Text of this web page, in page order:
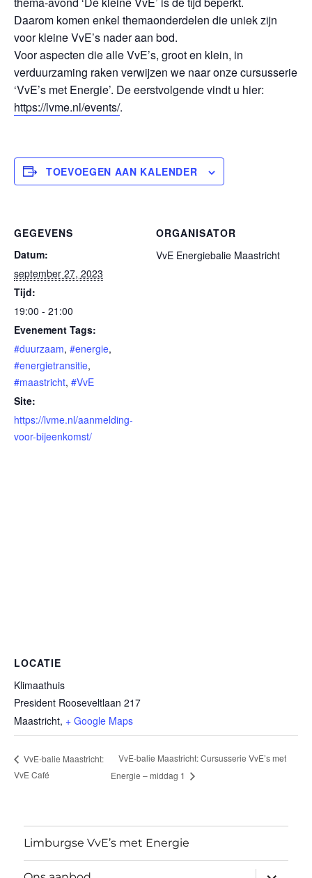
Daarom komen enkel themaonderdelen die uniek zijn
voor kleine VvE’s nader aan bod.
Voor aspecten die alle VvE’s, groot en klein, in
verduurzaming raken verwijzen we naar onze cursusserie
‘VvE’s met Energie’. De eerstvolgende vindt u hier:
https://lvme.nl/events/.
TOEVOEGEN AAN KALENDER
GEGEVENS
Datum:
september 27, 2023
Tijd:
19:00 - 21:00
Evenement Tags:
#duurzaam, #energie,
#energietransitie,
#maastricht, #VvE
Site:
https://lvme.nl/aanmelding-
voor-bijeenkomst/
ORGANISATOR
VvE Energiebalie Maastricht
LOCATIE
Klimaathuis
President Rooseveltlaan 217
Maastricht, + Google Maps
VvE-balie Maastricht:
VvE Café
VvE-balie Maastricht: Cursusserie VvE’s met
Energie – middag 1
Limburgse VvE’s met Energie